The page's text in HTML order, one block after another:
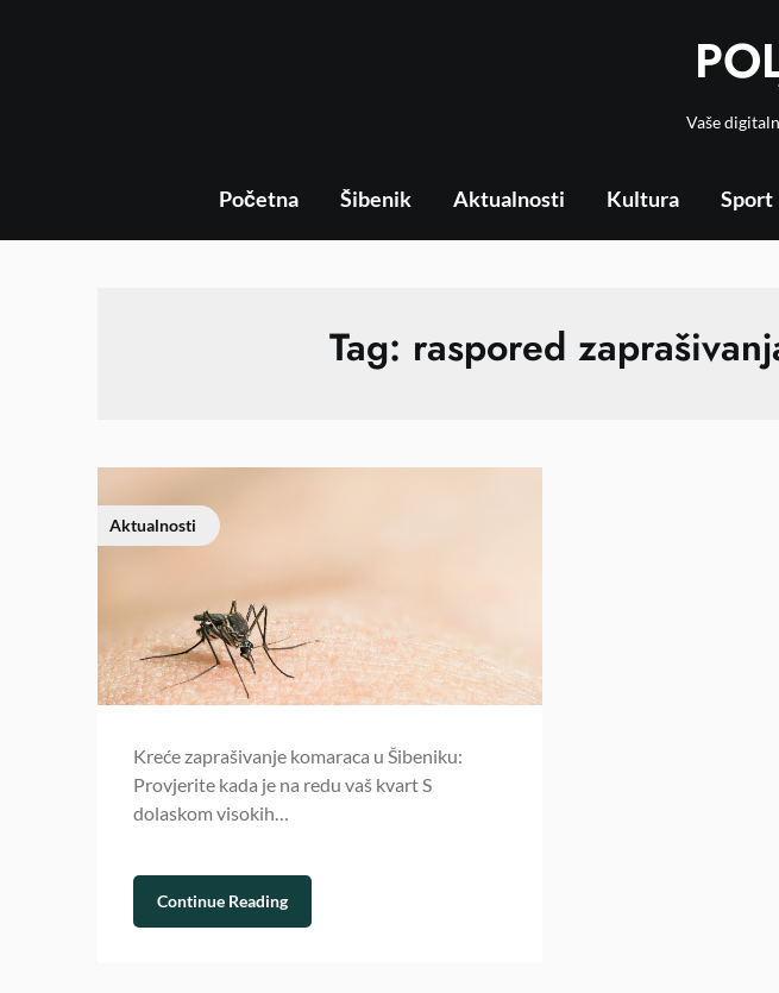
Vaše
Početna Šibenik Aktualnosti Kultura Sport
Tag: raspored
Aktualnosti
Kreće zaprašivanje komaraca u Šibeniku:
Provjerite kada je na redu vaš kvart S
dolaskom visokih…
Continue Reading